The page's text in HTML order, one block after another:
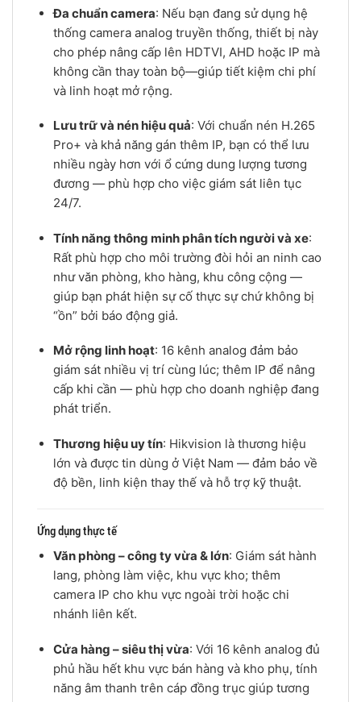
Đa chuẩn camera: Nếu bạn đang sử dụng hệ
thống camera analog truyền thống, thiết bị này
cho phép nâng cấp lên HDTVI, AHD hoặc IP mà
không cần thay toàn bộ—giúp tiết kiệm chi phí
và linh hoạt mở rộng.
Lưu trữ và nén hiệu quả: Với chuẩn nén H.265
Pro+ và khả năng gán thêm IP, bạn có thể lưu
nhiều ngày hơn với ổ cứng dung lượng tương
đương — phù hợp cho việc giám sát liên tục
24/7.
Tính năng thông minh phân tích người và xe:
Rất phù hợp cho môi trường đòi hỏi an ninh cao
như văn phòng, kho hàng, khu công cộng —
giúp bạn phát hiện sự cố thực sự chứ không bị
“ồn” bởi báo động giả.
Mở rộng linh hoạt: 16 kênh analog đảm bảo
giám sát nhiều vị trí cùng lúc; thêm IP để nâng
cấp khi cần — phù hợp cho doanh nghiệp đang
phát triển.
Thương hiệu uy tín: Hikvision là thương hiệu
lớn và được tin dùng ở Việt Nam — đảm bảo về
độ bền, linh kiện thay thế và hỗ trợ kỹ thuật.
Ứng dụng thực tế
Văn phòng – công ty vừa & lớn: Giám sát hành
lang, phòng làm việc, khu vực kho; thêm
camera IP cho khu vực ngoài trời hoặc chi
nhánh liên kết.
Cửa hàng – siêu thị vừa: Với 16 kênh analog đủ
phủ hầu hết khu vực bán hàng và kho phụ, tính
năng âm thanh trên cáp đồng trục giúp tương